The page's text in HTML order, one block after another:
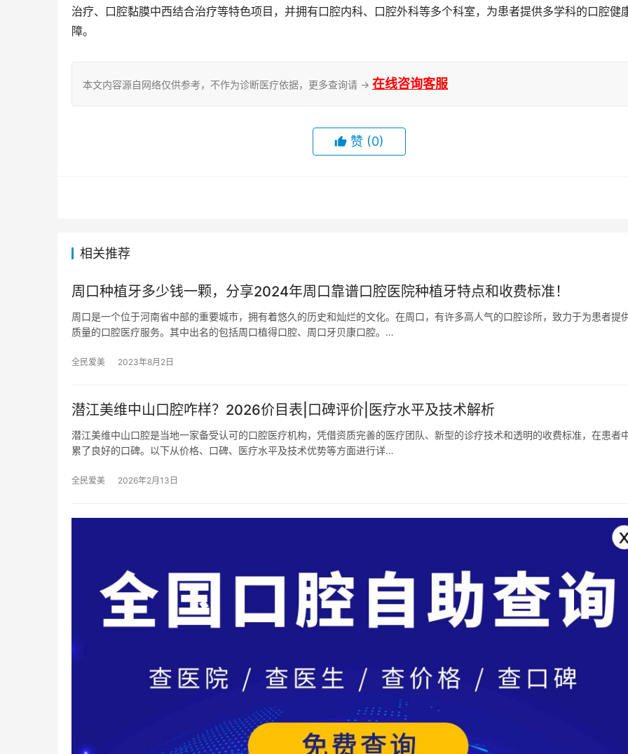
治疗、口腔黏膜中西结合治疗等特色项目，并拥有口腔内科、口腔外科等多个科室，为患者提供多学科的口腔健
障。
本文内容源自网络仅供参考，不作为诊断医疗依据，更多查询请 → 在线咨询客服
赞 (0)
相关推荐
周口种植牙多少钱一颗，分享2024年周口靠谱口腔医院种植牙特点和收费标准！
周口是一个位于河南省中部的重要城市，拥有着悠久的历史和灿烂的文化。在周口，有许多高人气的口腔诊所，致力于为患者提
质量的口腔医疗服务。其中出名的包括周口植得口腔、周口牙贝康口腔。…
全民爱美 2023年8月2日
潜江美维中山口腔咋样？2026价目表|口碑评价|医疗水平及技术解析
潜江美维中山口腔是当地一家备受认可的口腔医疗机构，凭借资质完善的医疗团队、新型的诊疗技术和透明的收费标准，在患者
累了良好的口碑。以下从价格、口碑、医疗水平及技术优势等方面进行详…
全民爱美 2026年2月13日